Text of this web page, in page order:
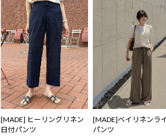
[MADE] ヒーリングリネン
日付パンツ
[MADE]ベイリネンラ
パンツ